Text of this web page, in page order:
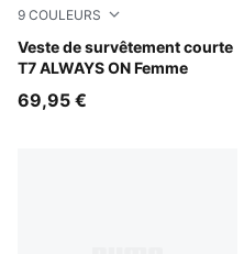
9 COULEURS
Veste de survêtement courte
T7 ALWAYS ON Femme
Créme De Mint-Garnet Glow
69,95 €